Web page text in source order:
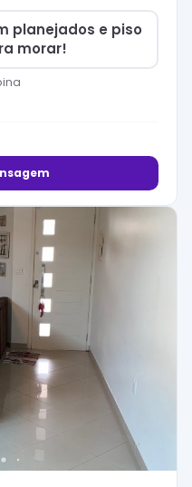
planejados e piso
morar!